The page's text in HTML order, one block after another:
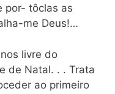
por- tôclas as
me Deus!…
livre do
de Natal. . . Trata
ao primeiro